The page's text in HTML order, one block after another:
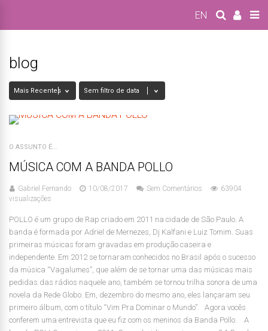
EN
blog
O ASSUNTO É...
MÚSICA COM A BANDA POLLO
Gabriel Fernando 10/08/2017 Sem Comentários
63904
visualizações
POLLO é um grupo de Rap criado em 2011 na cidade de São Paulo. A
banda é formada por Adriel de Mernezes, Dj Kalfani e Luiz Tomim. Suas
primeiras músicas foram gravadas em produção caseira e
independente. Em 2012 se tornaram conhecidos no Brasil após o sucesso
da música “Vagalumes”, que além de se tornar uma das músicas mais
pedidas das rádios naquele ano, também se tornou trilha sonora de uma
novela da Rede Globo. Em, dezembro do mesmo ano, eles lançaram seu
primeiro álbum, com o título “Vim Pra Dominar o Mundo”. Agora vocês
conferem uma entrevista que eu fiz com os meninos da Banda Pollo. A